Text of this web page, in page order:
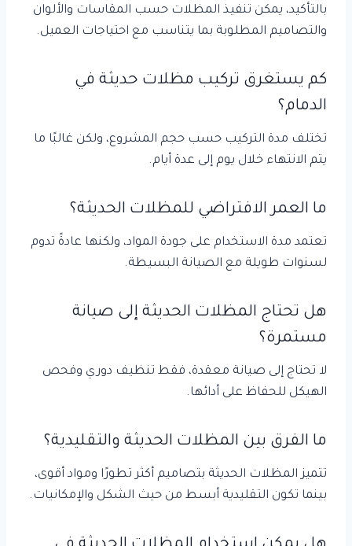
بالتأكيد، يمكن تنفيذ المظلات حسب المقاسات والألوان
والتصاميم المطلوبة بما يتناسب مع احتياجات العميل.
كم يستغرق تركيب مظلات حديثة في
الدمام؟
تختلف مدة التركيب حسب حجم المشروع، ولكن غالبًا ما
يتم الانتهاء خلال يوم إلى عدة أيام.
ما العمر الافتراضي للمظلات الحديثة؟
تعتمد مدة الاستخدام على جودة المواد، ولكنها عادةً تدوم
لسنوات طويلة مع الصيانة البسيطة.
هل تحتاج المظلات الحديثة إلى صيانة
مستمرة؟
لا تحتاج إلى صيانة معقدة، فقط تنظيف دوري وفحص
الهيكل للحفاظ على أدائها.
ما الفرق بين المظلات الحديثة والتقليدية؟
تتميز المظلات الحديثة بتصاميم أكثر تطورًا ومواد أقوى،
بينما تكون التقليدية أبسط من حيث الشكل والإمكانيات.